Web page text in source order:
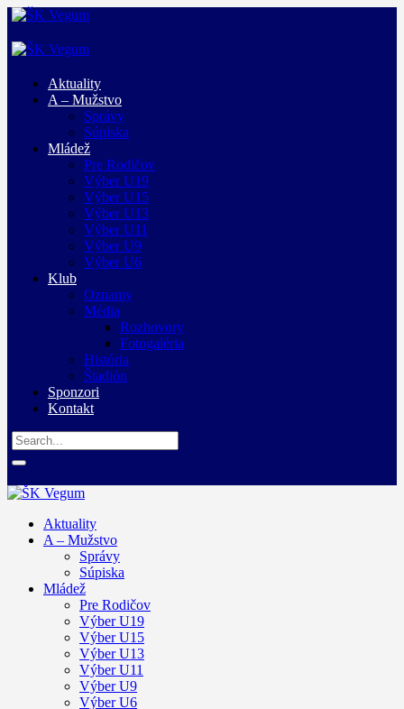
Aktuality
A – Mužstvo
Správy
Súpiska
Mládež
Pre Rodičov
Výber U19
Výber U15
Výber U13
Výber U11
Výber U9
Výber U6
Klub
Oznamy
Média
Rozhovory
Fotogaléria
História
Štadión
Sponzori
Kontakt
Aktuality
A – Mužstvo
Správy
Súpiska
Mládež
Pre Rodičov
Výber U19
Výber U15
Výber U13
Výber U11
Výber U9
Výber U6